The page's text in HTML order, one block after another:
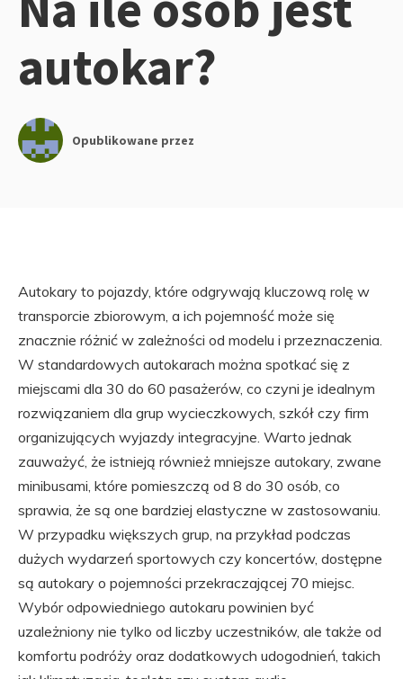
autokar?
Opublikowane przez
Autokary to pojazdy, które odgrywają kluczową rolę w
transporcie zbiorowym, a ich pojemność może się
znacznie różnić w zależności od modelu i przeznaczenia.
W standardowych autokarach można spotkać się z
miejscami dla 30 do 60 pasażerów, co czyni je idealnym
rozwiązaniem dla grup wycieczkowych, szkół czy firm
organizujących wyjazdy integracyjne. Warto jednak
zauważyć, że istnieją również mniejsze autokary, zwane
minibusami, które pomieszczą od 8 do 30 osób, co
sprawia, że są one bardziej elastyczne w zastosowaniu.
W przypadku większych grup, na przykład podczas
dużych wydarzeń sportowych czy koncertów, dostępne
są autokary o pojemności przekraczającej 70 miejsc.
Wybór odpowiedniego autokaru powinien być
uzależniony nie tylko od liczby uczestników, ale także od
komfortu podróży oraz dodatkowych udogodnień, takich